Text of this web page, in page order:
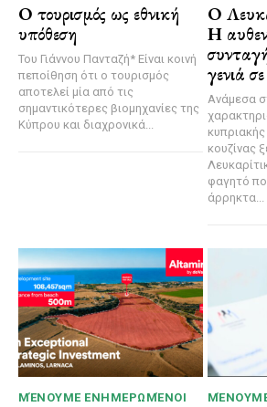
Ο τουρισμός ως εθνική
υπόθεση
Του Γιάννου Πανταζή* Είναι κοινή
πεποίθηση ότι ο τουρισμός
αποτελεί μία από τις
σημαντικότερες βιομηχανίες της
Κύπρου και διαχρονικά...
Ο
Η
γενιά
Ανάμεσα
κουζίνας
φαγητό
άρρηκτα...
ΜΈΝΟΥΜΕ ΕΝΗΜΕΡΩΜΈΝΟΙ